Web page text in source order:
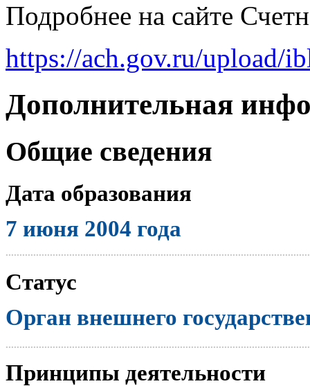
Подробнее на сайте
https://ach.gov.ru/upload/
Дополнительная
Общие сведения
Дата образования
7 июня 2004 года
Статус
Орган внешнего
Принципы деятельности